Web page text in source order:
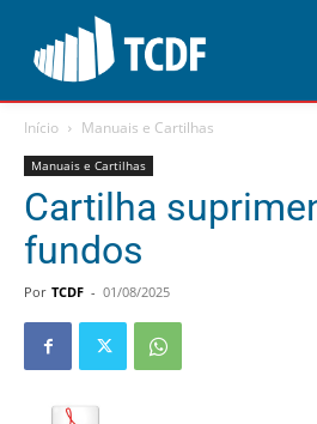
Início Manuais e Cartilhas
Manuais e Cartilhas
Cartilha
fundos
Por TCDF - 01/08/2025